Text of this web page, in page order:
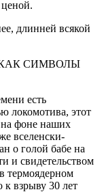
длинней всякой
СИМВОЛЫ
есть
локомотива, этот
на фоне наших
вселенски-
о голой бабе на
и свидетельством
термоядерном
к взрыву 30 лет